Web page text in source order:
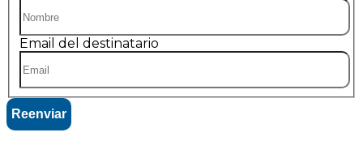
Email del destinatario
Reenviar